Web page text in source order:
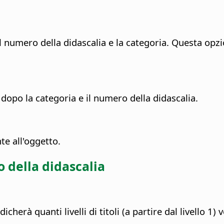
della didascalia e la categoria. Questa
la categoria e il numero della didascalia.
all'oggetto.
della didascalia
quanti livelli di titoli (a partire dal livello 1)